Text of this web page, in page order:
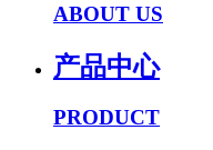
ABOUT US
产品中心
PRODUCT